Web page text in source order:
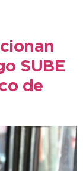
SUBE
de